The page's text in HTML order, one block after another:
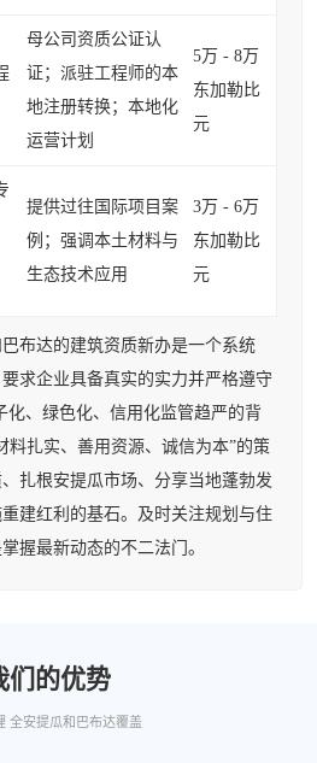
母公司资质公证认
证；派驻工程师的本
地注册转换；本地化
运营计划
5万 - 8万
东加勒比
元
提供过往国际项目案
例；强调本土材料与
生态技术应用
3万 - 6万
东加勒比
元
达的建筑资质新办是一个系统
求企业具备真实的实力并严格遵守
化、绿色化、信用化监管趋严的背
料扎实、善用资源、诚信为本”的策
扎根安提瓜市场、分享当地蓬勃发
建红利的基石。及时关注规划与住
握最新动态的不二法门。
们的优势
全安提瓜和巴布达覆盖